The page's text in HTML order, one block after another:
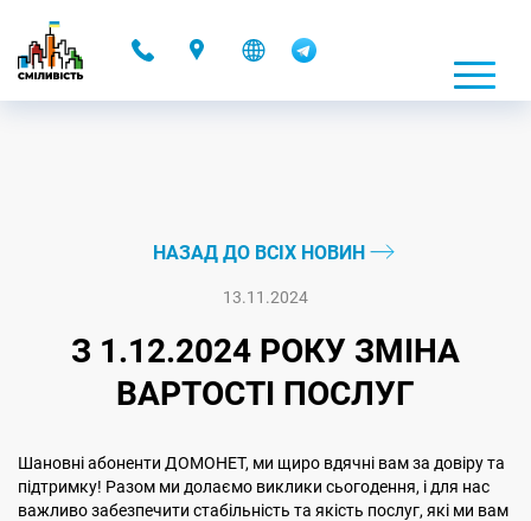
НАЗАД ДО ВСІХ НОВИН
13.11.2024
З 1.12.2024 РОКУ ЗМІНА
ВАРТОСТІ ПОСЛУГ
Шановні абоненти ДОМОНЕТ, ми щиро вдячні вам за довіру та
підтримку! Разом ми долаємо виклики сьогодення, і для нас
важливо забезпечити стабільність та якість послуг, які ми вам